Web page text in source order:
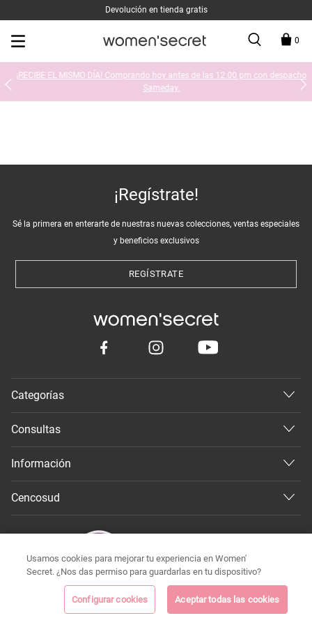
Devolución en tienda gratis
0
¡RECIBE EL MISMO DÍA! Comprando hoy antes de las 12:00 pm con despacho
Sameday.
¡Regístrate!
Sé la primera en enterarte de nuestras nuevas colecciones, ventas especiales
y beneficios exclusivos
REGÍSTRATE
Categorías
Consultas
Información
Cencosud
Todos los derechos reservados 2026 ©
Usamos cookies para mejorar tu experiencia en Women'
Secret. ¿Nos das permiso para guardarlas en tu dispositivo?
Configurar cookies Aceptar todas las cookies